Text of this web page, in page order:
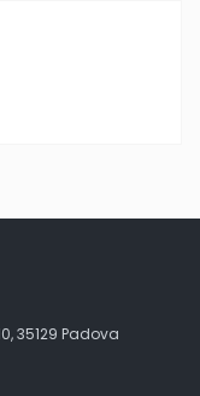
35129 Padova